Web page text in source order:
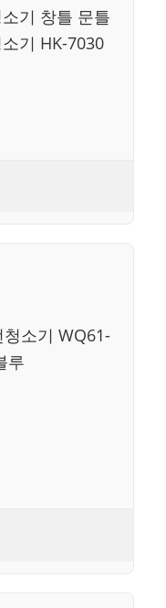
기 창틀 문틀
기 HK-7030
소기 WQ61-
루